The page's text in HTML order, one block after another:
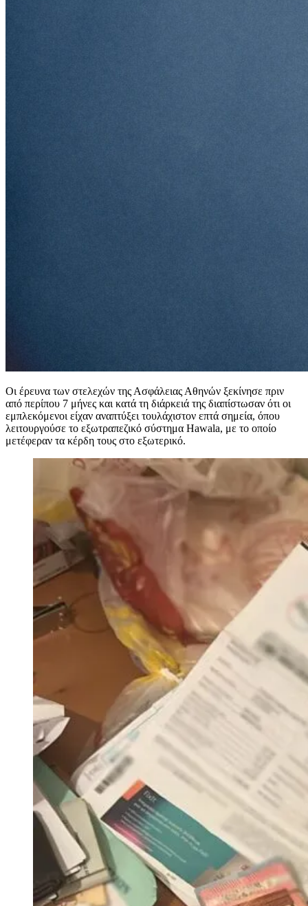
Οι έρευνα των στελεχών της Ασφάλειας Αθηνών ξεκίνησε πριν
από περίπου 7 μήνες και κατά τη διάρκειά της διαπίστωσαν ότι οι
εμπλεκόμενοι είχαν αναπτύξει τουλάχιστον επτά σημεία, όπου
λειτουργούσε το εξωτραπεζικό σύστημα Hawala, με το οποίο
μετέφεραν τα κέρδη τους στο εξωτερικό.